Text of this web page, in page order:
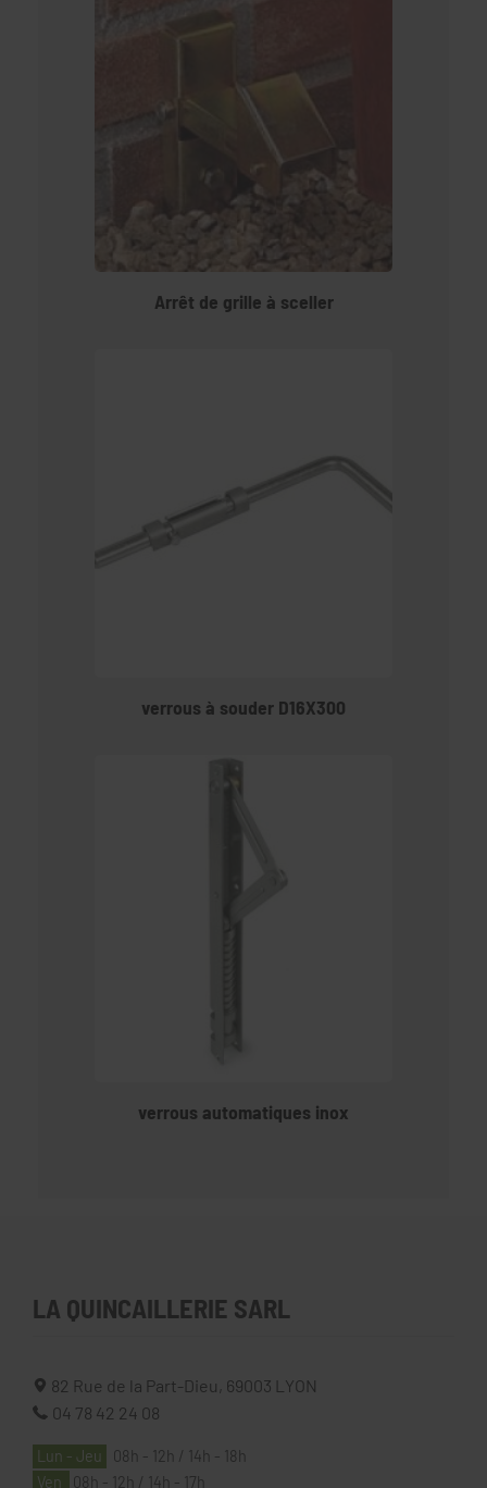
Arrêt de grille à sceller
verrous à souder D16X300
verrous automatiques inox
LA QUINCAILLERIE SARL
82 Rue de la Part-Dieu, 69003
LYON
04 78 42 24 08
Lun - Jeu
08h - 12h / 14h - 18h
Ven
08h - 12h / 14h - 17h